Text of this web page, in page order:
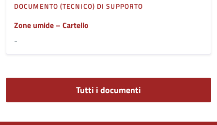
DOCUMENTO (TECNICO) DI SUPPORTO
Zone umide – Cartello
-
Tutti i documenti